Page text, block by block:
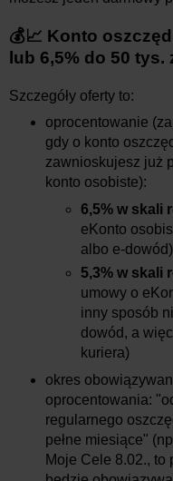
💰📈 Konto
lub 6,5% do 50 tys.
Szczegóły oferty to:
oprocentowanie
gdy o konto
zawnioskujesz już
konto osobiste):
6,5% w skali
eKonto
albo e-dowód)
5,3% w skali
umowy o
inny sposób
dowód, a
kuriera)
okres
oprocentowania:
regularnego
pełne miesiące"
Moje Cele 8.02., to